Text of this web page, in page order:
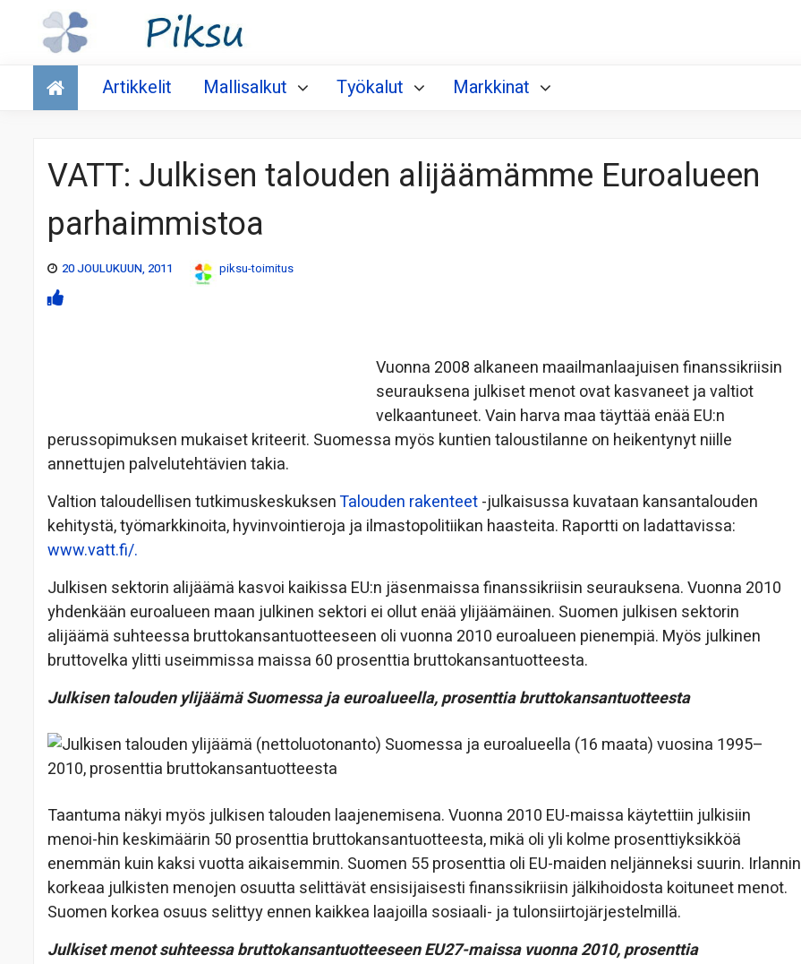
Talous
Artikkelit Mallisalkut Työkalut Markkinat
VATT: Julkisen talouden alijäämämme Euroalueen
parhaimmistoa
20 JOULUKUUN, 2011 piksu-toimitus
Vuonna 2008 alkaneen maailmanlaajuisen finanssikriisin
seurauksena julkiset menot ovat kasvaneet ja valtiot
velkaantuneet. Vain harva maa täyttää enää EU:n
perussopimuksen mukaiset kriteerit. Suomessa myös kuntien taloustilanne on heikentynyt niille
annettujen palvelutehtävien takia.
Valtion taloudellisen tutkimuskeskuksenTalouden rakenteet-julkaisussa kuvataan kansantalouden
kehitystä, työmarkkinoita, hyvinvointieroja ja ilmastopolitiikan haasteita. Raportti on ladattavissa:
www.vatt.fi/.
Julkisen sektorin alijäämä kasvoi kaikissa EU:n jäsenmaissa finanssikriisin seurauksena. Vuonna 2010
yhdenkään euroalueen maan julkinen sektori ei ollut enää ylijäämäinen. Suomen julkisen sektorin
alijäämä suhteessa bruttokansantuotteeseen oli vuonna 2010 euroalueen pienempiä. Myös julkinen
bruttovelka ylitti useimmissa maissa 60 prosenttia bruttokansantuotteesta.
Julkisen talouden ylijäämä Suomessa ja euroalueella, prosenttia bruttokansantuotteesta
Taantuma näkyi myös julkisen talouden laajenemisena. Vuonna 2010 EU-maissa käytettiin julkisiin
menoi-hin keskimäärin 50 prosenttia bruttokansantuotteesta, mikä oli yli kolme prosenttiyksikköä
enemmän kuin kaksi vuotta aikaisemmin. Suomen 55 prosenttia oli EU-maiden neljänneksi suurin. Irlannin
korkeaa julkisten menojen osuutta selittävät ensisijaisesti finanssikriisin jälkihoidosta koituneet menot.
Suomen korkea osuus selittyy ennen kaikkea laajoilla sosiaali- ja tulonsiirtojärjestelmillä.
Julkiset menot suhteessa bruttokansantuotteeseen EU27-maissa vuonna 2010, prosenttia